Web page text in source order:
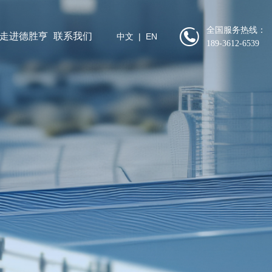
走进德胜亨 联系我们 中文 | EN
全国服务热线：
189-3612-6539